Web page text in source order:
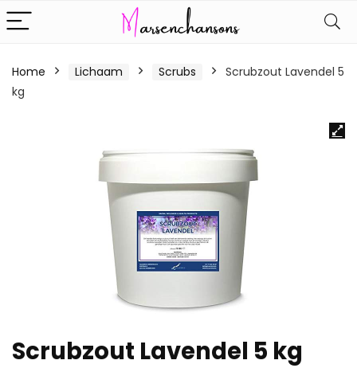
Home Lichaam Scrubs
Scrubzout Lavendel 5
kg
Scrubzout Lavendel 5 kg